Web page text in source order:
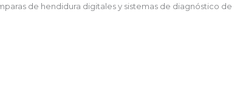
de hendidura digitales y sistemas de diagnóstico de